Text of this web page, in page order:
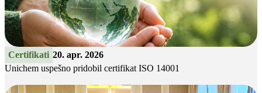
Certifikati 20. apr. 2026
Unichem uspešno pridobil certifikat ISO 14001